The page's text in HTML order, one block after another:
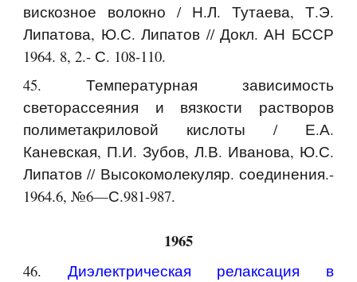
вискозное волокно / Н.Л. Тутаева, Т.Э.
Липатова, Ю.С. Липатов // Докл. АН БССР
1964. 8, 2.- С. 108-110.
45. Температурная зависимость
светорассеяния и вязкости растворов
полиметакриловой кислоты / Е.А.
Каневская, П.И. Зубов, Л.В. Иванова, Ю.С.
Липатов // Высокомолекуляр. соединения.-
1964.6, №6—С.981-987.
1965
46. Диэлектрическая релаксация в